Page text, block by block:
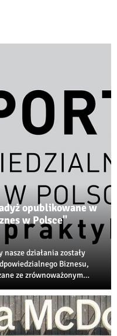
opublikowane w
w Polsce"
działania zostały
Biznesu,
ze zrównoważonym